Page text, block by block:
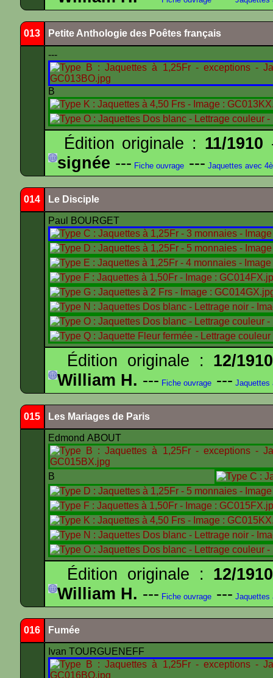
013 Petite Anthologie des Poêtes français
---
B
Édition originale : 11/1910
signée --- Fiche ouvrage --- Jaquettes avec
014 Le Disciple
Paul BOURGET
Édition originale : 12/1910
William H. --- Fiche ouvrage --- Jaquettes
015 Les Mariages de Paris
Edmond ABOUT
B
Édition originale : 12/1910
William H. --- Fiche ouvrage --- Jaquettes
016 Fumée
Ivan TOURGUENEFF